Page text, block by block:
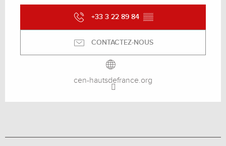
+33 3 22 89 84 ▒▒
CONTACTEZ-NOUS
cen-hautsdefrance.org